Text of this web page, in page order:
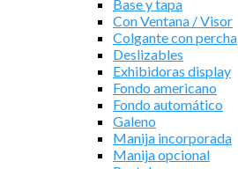
Base y tapa
Con Ventana / Visor
Colgante con percha
Deslizables
Exhibidoras display
Fondo americano
Fondo automático
Galeno
Manija incorporada
Manija opcional